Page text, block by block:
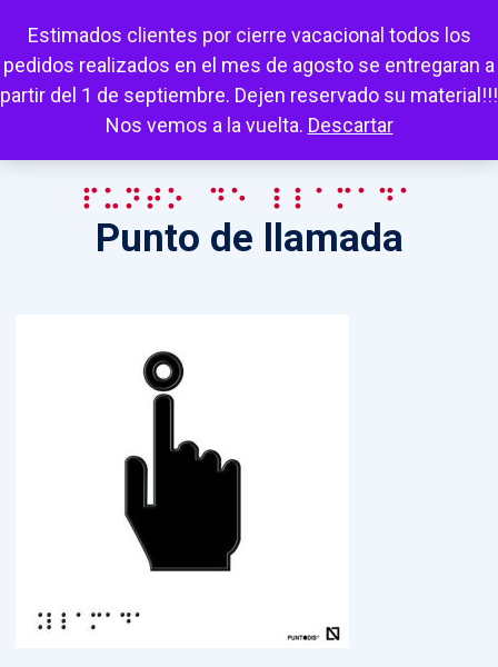
Estimados clientes por cierre vacacional todos los
pedidos realizados en el mes de agosto se entregaran a
partir del 1 de septiembre. Dejen reservado su material!!!
Nos vemos a la vuelta. Descartar
Mi cuenta Carrito Favoritos Escuchar
Punto de llamada
Punto de llamada